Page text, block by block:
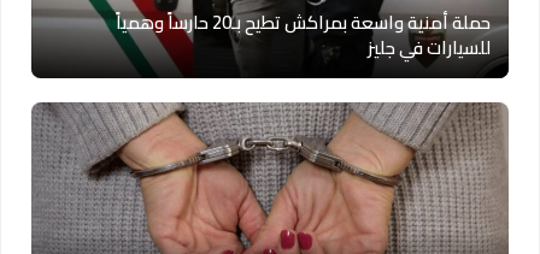
حملة أمنية واسعة بمراكش تطيح بـ20 حارساً وهمياً
للسيارات في جليز